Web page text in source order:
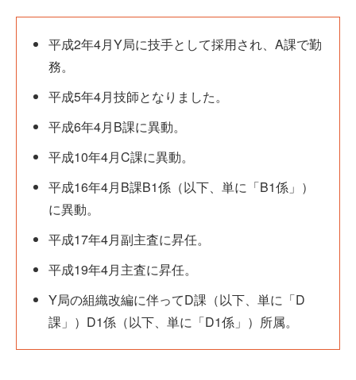
平成2年4月Y局に技手として採用され、A課で勤
務。
平成5年4月技師となりました。
平成6年4月B課に異動。
平成10年4月C課に異動。
平成16年4月B課B1係（以下、単に「B1係」）
に異動。
平成17年4月副主査に昇任。
平成19年4月主査に昇任。
Y局の組織改編に伴ってD課（以下、単に「D
課」）D1係（以下、単に「D1係」）所属。